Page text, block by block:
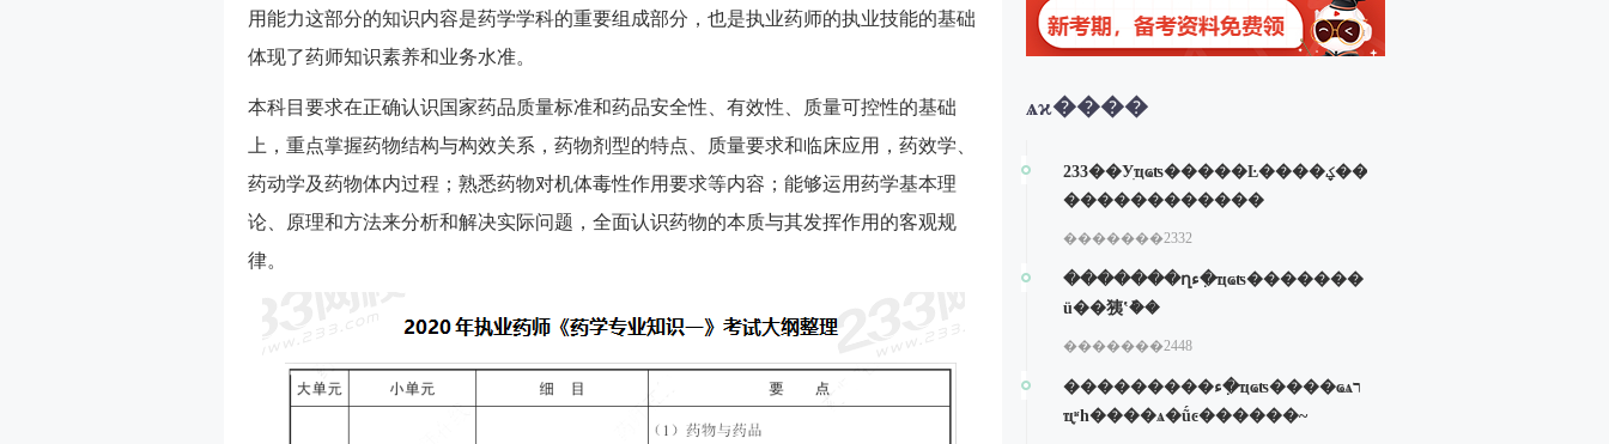
用能力这部分的知识内容是药学学科的重要组成部分，也是执业药师的执业技能的基础
体现了药师知识素养和业务水准。
本科目要求在正确认识国家药品质量标准和药品安全性、有效性、质量可控性的基础
上，重点掌握药物结构与构效关系，药物剂型的特点、质量要求和临床应用，药效学、
药动学及药物体内过程；熟悉药物对机体毒性作用要求等内容；能够运用药学基本理
论、原理和方法来分析和解决实际问题，全面认识药物的本质与其发挥作用的客观规
律。
ѧϰ����
233��Уִҵҩʦ�����Ŀ����ؼ���
������������
�������2332
�������ղء�ִҵҩʦ�������
ü��㹫ʽ�ܽ�
�������2448
���������ء�ִҵҩʦ����ҩѧר
ҵ֪ʶһ����ѧ�ṹͼ������~